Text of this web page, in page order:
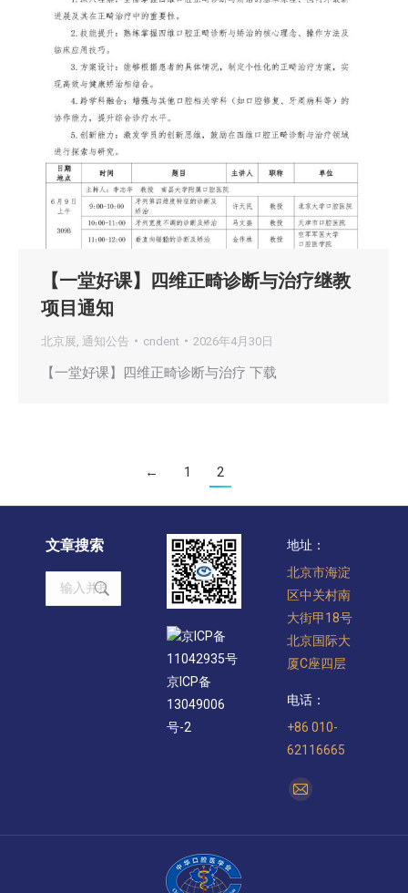
【一堂好课】四维正畸诊断与治疗继教
项目通知
北京展 通知公告 cndent 2026年4月30日
【一堂好课】四维正畸诊断与治疗 下载
← 1 2
文章搜索
Search:
京ICP备
11042935号
京ICP备
13049006
号-2
地址：
北京市海淀
区中关村南
大街甲18号
北京国际大
厦C座四层
电话：
+86 010-
62116665
找到我们：
Mail